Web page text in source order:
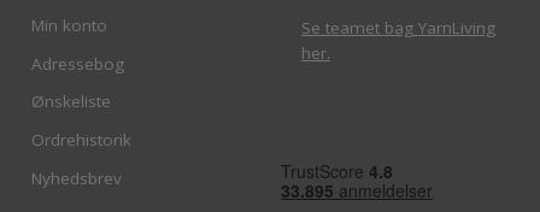
Min konto
Adressebog
Ønskeliste
Ordrehistorik
Nyhedsbrev
Se teamet bag YarnLiving
her.